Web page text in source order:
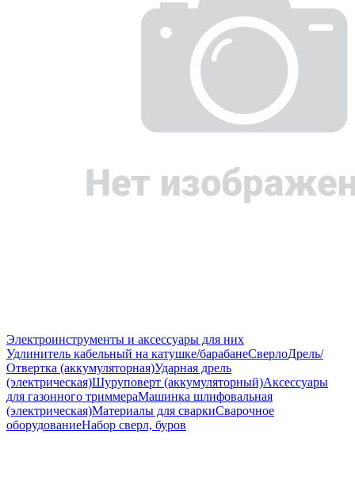
Электроинструменты и аксессуары для них
Удлинитель кабельный на катушке/барабанеСверлоДрель/
Отвертка (аккумуляторная)Ударная дрель
(электрическая)Шуруповерт (аккумуляторный)Аксессуары
для газонного триммераМашинка шлифовальная
(электрическая)Материалы для сваркиСварочное
оборудованиеНабор сверл, буров